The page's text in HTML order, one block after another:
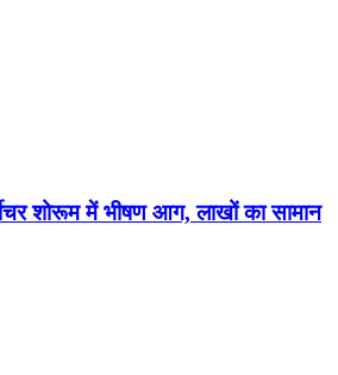
शोरूम में भीषण आग, लाखों का सामान